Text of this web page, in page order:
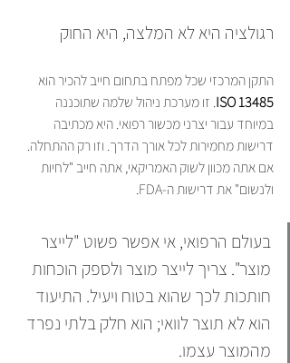
רגולציה היא לא המלצה, היא החוק
התקן המרכזי שכל מפתח בתחום חייב להכיר הוא
ISO 13485. זו מערכת ניהול שלמה שתוכננה
במיוחד עבור יצרני מכשור רפואי. היא מכתיבה
דרישות מחמירות לכל אורך הדרך. וזו רק ההתחלה.
אם אתה מכוון לשוק האמריקאי, אתה חייב "לחיות
ולנשום" את דרישות ה-FDA.
בעולם הרפואי, אי אפשר פשוט "לייצר
מוצר". צריך לייצר מוצר ולספק הוכחות
חותכות לכך שהוא בטוח ויעיל. התיעוד
הוא לא תוצר לוואי; הוא חלק בלתי נפרד
מהמוצר עצמו.